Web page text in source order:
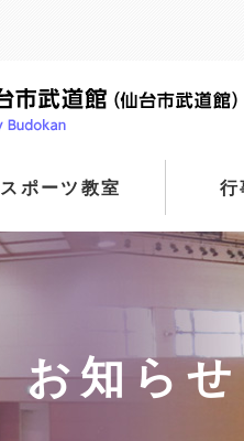
スポーツ教室 行
お知らせ